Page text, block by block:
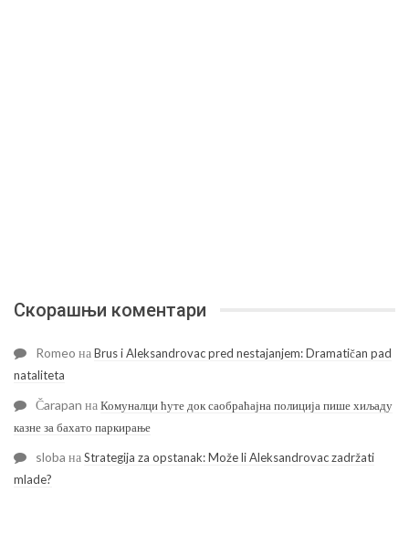
Скорашњи коментари
Romeo наBrus i Aleksandrovac pred nestajanjem: Dramatičan pad
nataliteta
Čarapan наКомуналци ћуте док саобраћајна полиција пише хиљаду
казне за бахато паркирање
sloba наStrategija za opstanak: Može li Aleksandrovac zadržati
mlade?